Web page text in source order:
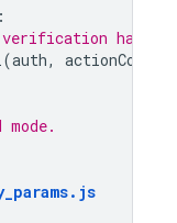
:
(auth, actionCode
. js